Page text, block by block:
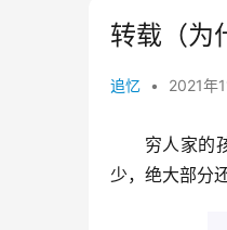
转载（为
追忆 • 2021年
穷人家的
少，绝大部分